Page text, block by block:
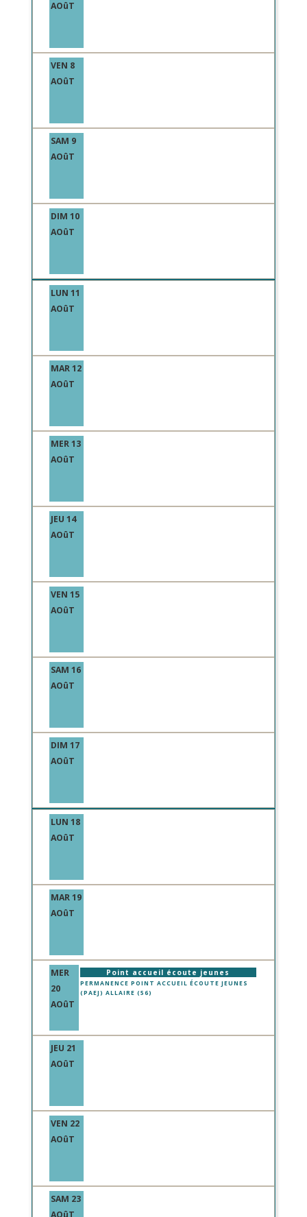
AOûT
VEN 8
AOûT
SAM 9
AOûT
DIM 10
AOûT
LUN 11
AOûT
MAR 12
AOûT
MER 13
AOûT
JEU 14
AOûT
VEN 15
AOûT
SAM 16
AOûT
DIM 17
AOûT
LUN 18
AOûT
MAR 19
AOûT
MER
20
AOûT
Point accueil écoute jeunes
PERMANENCE POINT ACCUEIL ÉCOUTE JEUNES
(PAEJ) ALLAIRE (56)
JEU 21
AOûT
VEN 22
AOûT
SAM 23
AOûT